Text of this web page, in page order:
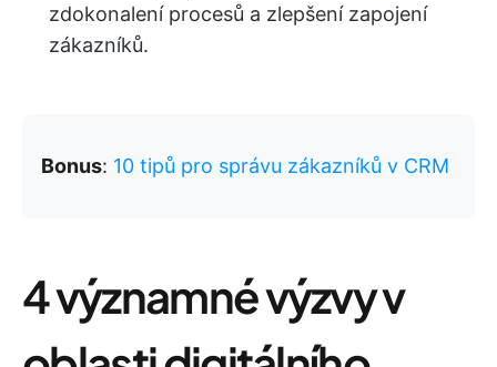
zdokonalení procesů a zlepšení zapojení
zákazníků.
Bonus: 10 tipů pro správu zákazníků v CRM
4 významné výzvy v